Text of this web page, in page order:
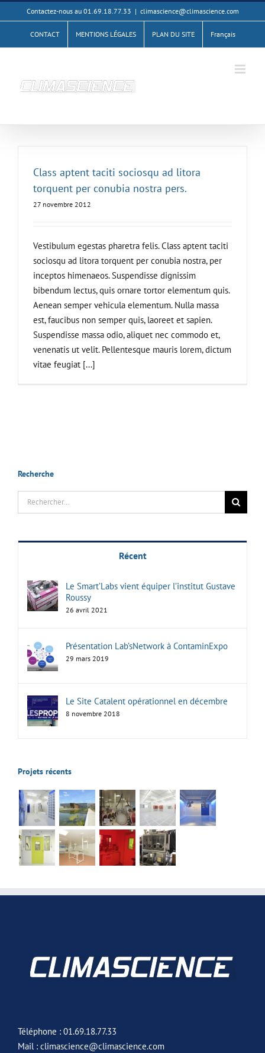
au
Contactez-nous au 01.69.18.77.33 | climascience@climascience.com
CONTACT MENTIONS LÉGALES PLAN DU SITE Français
Class aptent taciti sociosqu ad litora
torquent per conubia nostra pers.
27 novembre 2012
Vestibulum egestas pharetra felis. Class aptent taciti
sociosqu ad litora torquent per conubia nostra, per
inceptos himenaeos. Suspendisse dignissim
bibendum lectus, quis ornare tortor elementum quis.
Aenean semper vehicula elementum. Nulla massa
est, faucibus non semper quis, laoreet et sapien.
Suspendisse massa odio, aliquet nec commodo et,
venenatis ut velit. Pellentesque mauris lorem, dictum
vitae feugiat [...]
Recherche
Rechercher:
Récent
Le Smart’Labs vient équiper l’institut Gustave
Roussy
26 avril 2021
Présentation Lab’sNetwork à ContaminExpo
29 mars 2019
Le Site Catalent opérationnel en décembre
8 novembre 2018
Projets récents
Téléphone : 01.69.18.77.33
Mail : climascience@climascience.com